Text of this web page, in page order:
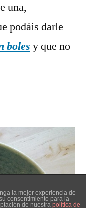
una,
podáis darle
boles y que no
la mejor experiencia de
consentimiento para la
de nuestra política de